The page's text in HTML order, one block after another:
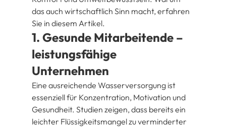
das auch wirtschaftlich Sinn macht, erfahren
Sie in diesem Artikel.
1. Gesunde Mitarbeitende –
leistungsfähige
Unternehmen
Eine ausreichende Wasserversorgung ist
essenziell für Konzentration, Motivation und
Gesundheit. Studien zeigen, dass bereits ein
leichter Flüssigkeitsmangel zu verminderter